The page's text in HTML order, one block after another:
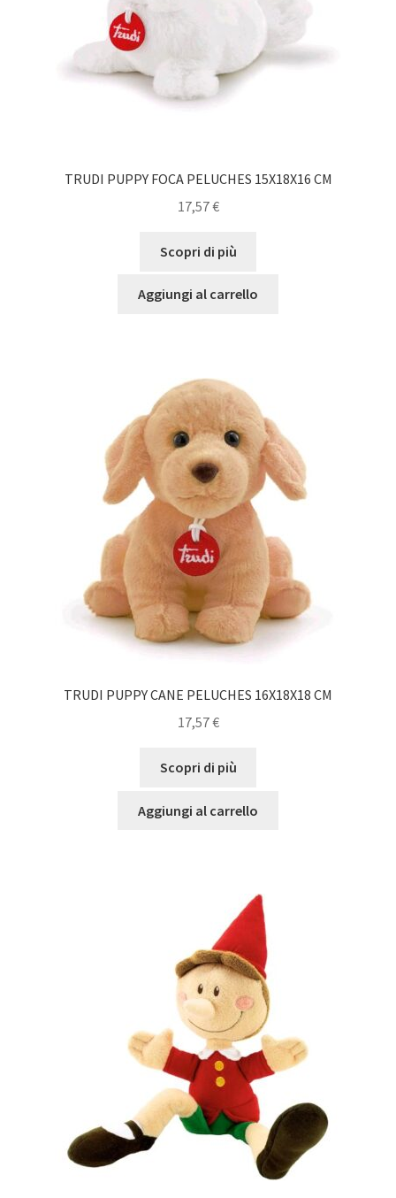
TRUDI PUPPY FOCA PELUCHES 15X18X16 CM
17,57€
Scopri di più
Aggiungi al carrello
TRUDI PUPPY CANE PELUCHES 16X18X18 CM
17,57€
Scopri di più
Aggiungi al carrello